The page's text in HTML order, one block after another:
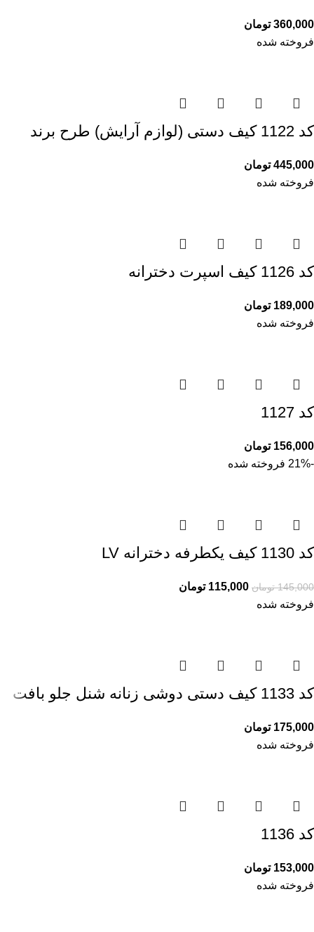
360,000 تومان
فروخته شده
کد 1122 کیف دستی (لوازم آرایش) طرح برند
445,000 تومان
فروخته شده
کد 1126 کیف اسپرت دخترانه
189,000 تومان
فروخته شده
کد 1127
156,000 تومان
-21%
فروخته شده
کد 1130 کیف یکطرفه دخترانه LV
145,000 تومان 115,000 تومان
فروخته شده
کد 1133 کیف دستی دوشی زنانه شنل جلو بافت
175,000 تومان
فروخته شده
کد 1136
153,000 تومان
فروخته شده